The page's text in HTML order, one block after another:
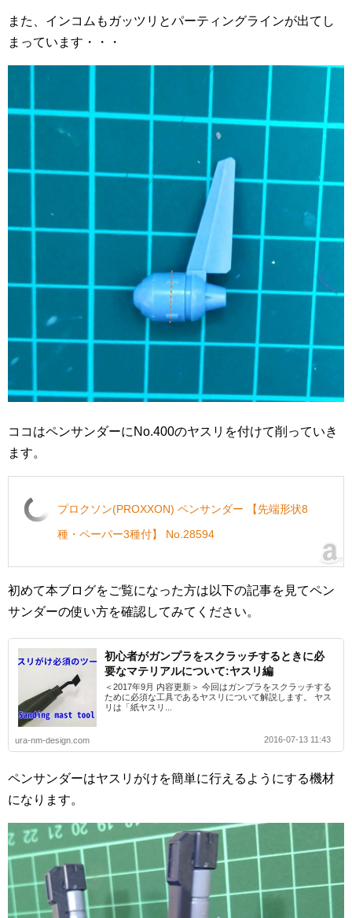
また、インコムもガッツリとパーティングラインが出てし
まっています・・・
ココはペンサンダーにNo.400のヤスリを付けて削っていき
ます。
プロクソン(PROXXON) ペンサンダー 【先端形状8
種・ペーパー3種付】 No.28594
初めて本ブログをご覧になった方は以下の記事を見てペン
サンダーの使い方を確認してみてください。
初心者がガンプラをスクラッチするときに必
要なマテリアルについて:ヤスリ編
＜2017年9月 内容更新＞ 今回はガンプラをスクラッチする
ために必須な工具であるヤスリについて解説します。 ヤス
リは「紙ヤスリ...
ura-nm-design.com 2016-07-13 11:43
ペンサンダーはヤスリがけを簡単に行えるようにする機材
になります。